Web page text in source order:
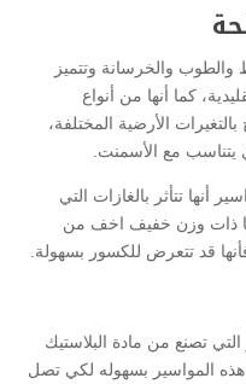
والخرسانة وتتميز
كما أنها من أنواع
الأرضية المختلفة،
يتناسب مع الأسمنت.
أنها تتأثر بالغازات التي
ذات وزن خفيف اخف من
فأنها قد تتعرض للكسور بسهولة.
تصنع من مادة البلاستيك
هذه المواسير بسهوله لكي تصل